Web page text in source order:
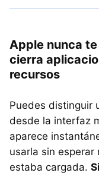
Apple nunca
cierra
recursos
Puedes distinguir
desde la interfaz
aparece
usarla sin esperar
estaba cargada.